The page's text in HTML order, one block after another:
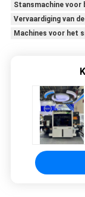
Stansmachine
Vervaardiging van
Machines voor het